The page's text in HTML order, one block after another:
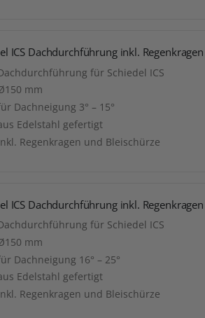
ICS Dachdurchführung inkl.
für Schiedel ICS
mm
Dachneigung 3° – 15°
Edelstahl gefertigt
Regenkragen und Bleischürze
ICS Dachdurchführung inkl.
für Schiedel ICS
mm
Dachneigung 16° – 25°
Edelstahl gefertigt
Regenkragen und Bleischürze